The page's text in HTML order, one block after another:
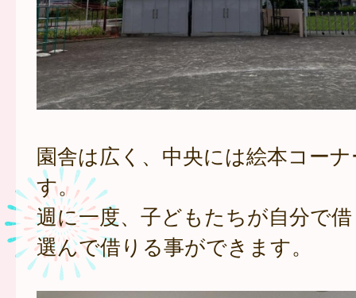
園舎は広く、中央には絵本コー
す。
週に一度、子どもたちが自分で
選んで借りる事ができます。